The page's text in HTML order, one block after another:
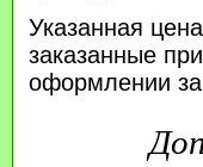
Указанная
заказанные
оформлении